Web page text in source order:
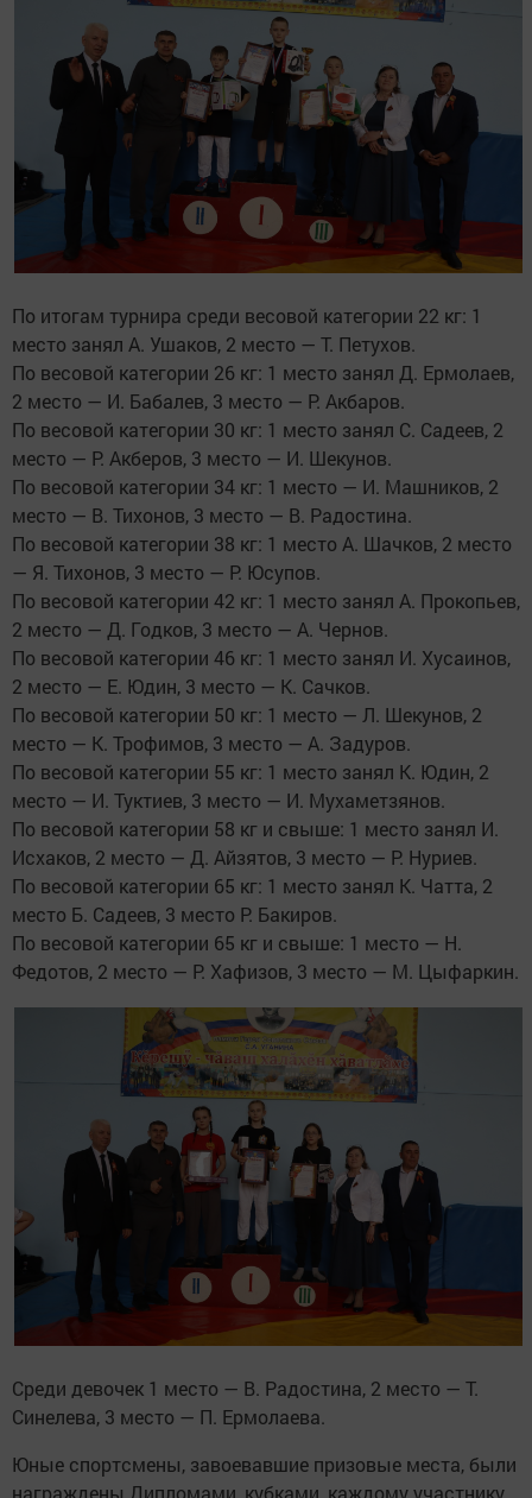
По итогам турнира среди весовой категории 22 кг: 1
место занял А. Ушаков, 2 место — Т. Петухов.
По весовой категории 26 кг: 1 место занял Д. Ермолаев,
2 место — И. Бабалев, 3 место — Р. Акбаров.
По весовой категории 30 кг: 1 место занял С. Садеев, 2
место — Р. Акберов, 3 место — И. Шекунов.
По весовой категории 34 кг: 1 место — И. Машников, 2
место — В. Тихонов, 3 место — В. Радостина.
По весовой категории 38 кг: 1 место А. Шачков, 2 место
— Я. Тихонов, 3 место — Р. Юсупов.
По весовой категории 42 кг: 1 место занял А. Прокопьев,
2 место — Д. Годков, 3 место — А. Чернов.
По весовой категории 46 кг: 1 место занял И. Хусаинов,
2 место — Е. Юдин, 3 место — К. Сачков.
По весовой категории 50 кг: 1 место — Л. Шекунов, 2
место — К. Трофимов, 3 место — А. Задуров.
По весовой категории 55 кг: 1 место занял К. Юдин, 2
место — И. Туктиев, 3 место — И. Мухаметзянов.
По весовой категории 58 кг и свыше: 1 место занял И.
Исхаков, 2 место — Д. Айзятов, 3 место — Р. Нуриев.
По весовой категории 65 кг: 1 место занял К. Чатта, 2
место Б. Садеев, 3 место Р. Бакиров.
По весовой категории 65 кг и свыше: 1 место — Н.
Федотов, 2 место — Р. Хафизов, 3 место — М. Цыфаркин.
Среди девочек 1 место — В. Радостина, 2 место — Т.
Синелева, 3 место — П. Ермолаева.
Юные спортсмены, завоевавшие призовые места, были
награждены Дипломами, кубками, каждому участнику